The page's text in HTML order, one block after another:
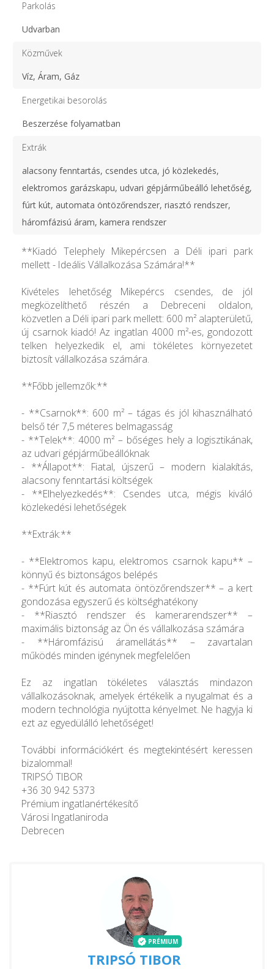
Parkolás
Udvarban
Közművek
Víz, Áram, Gáz
Energetikai besorolás
Beszerzése folyamatban
Extrák
alacsony fenntartás, csendes utca, jó közlekedés,
elektromos garázskapu, udvari gépjárműbeálló lehetőség,
fúrt kút, automata öntözőrendszer, riasztó rendszer,
háromfázisú áram, kamera rendszer
**Kiadó Telephely Mikepércsen a Déli ipari park
mellett - Ideális Vállalkozása Számára!**
Kivételes lehetőség Mikepércs csendes, de jól
megközelíthető részén a Debreceni oldalon,
közvetlen a Déli ipari park mellett: 600 m² alapterületű,
új csarnok kiadó! Az ingatlan 4000 m²-es, gondozott
telken helyezkedik el, ami tökéletes környezetet
biztosít vállalkozása számára.
**Főbb jellemzők:**
- **Csarnok**: 600 m² – tágas és jól kihasználható
belső tér 7,5 méteres belmagasság
- **Telek**: 4000 m² – bőséges hely a logisztikának,
az udvari gépjárműbeállóknak
- **Állapot**: Fiatal, újszerű – modern kialakítás,
alacsony fenntartási költségek
- **Elhelyezkedés**: Csendes utca, mégis kiváló
közlekedési lehetőségek
**Extrák:**
- **Elektromos kapu, elektromos csarnok kapu** –
könnyű és biztonságos belépés
- **Fúrt kút és automata öntözőrendszer** – a kert
gondozása egyszerű és költséghatékony
- **Riasztó rendszer és kamerarendszer** –
maximális biztonság az Ön és vállalkozása számára
- **Háromfázisú áramellátás** – zavartalan
működés minden igénynek megfelelően
Ez az ingatlan tökéletes választás mindazon
vállalkozásoknak, amelyek értékelik a nyugalmat és a
modern technológia nyújtotta kényelmet. Ne hagyja ki
ezt az egyedülálló lehetőséget!
További információkért és megtekintésért keressen
bizalommal!
TRIPSÓ TIBOR
+36 30 942 5373
Prémium ingatlanértékesítő
Városi Ingatlaniroda
Debrecen
PRÉMIUM
TRIPSÓ TIBOR